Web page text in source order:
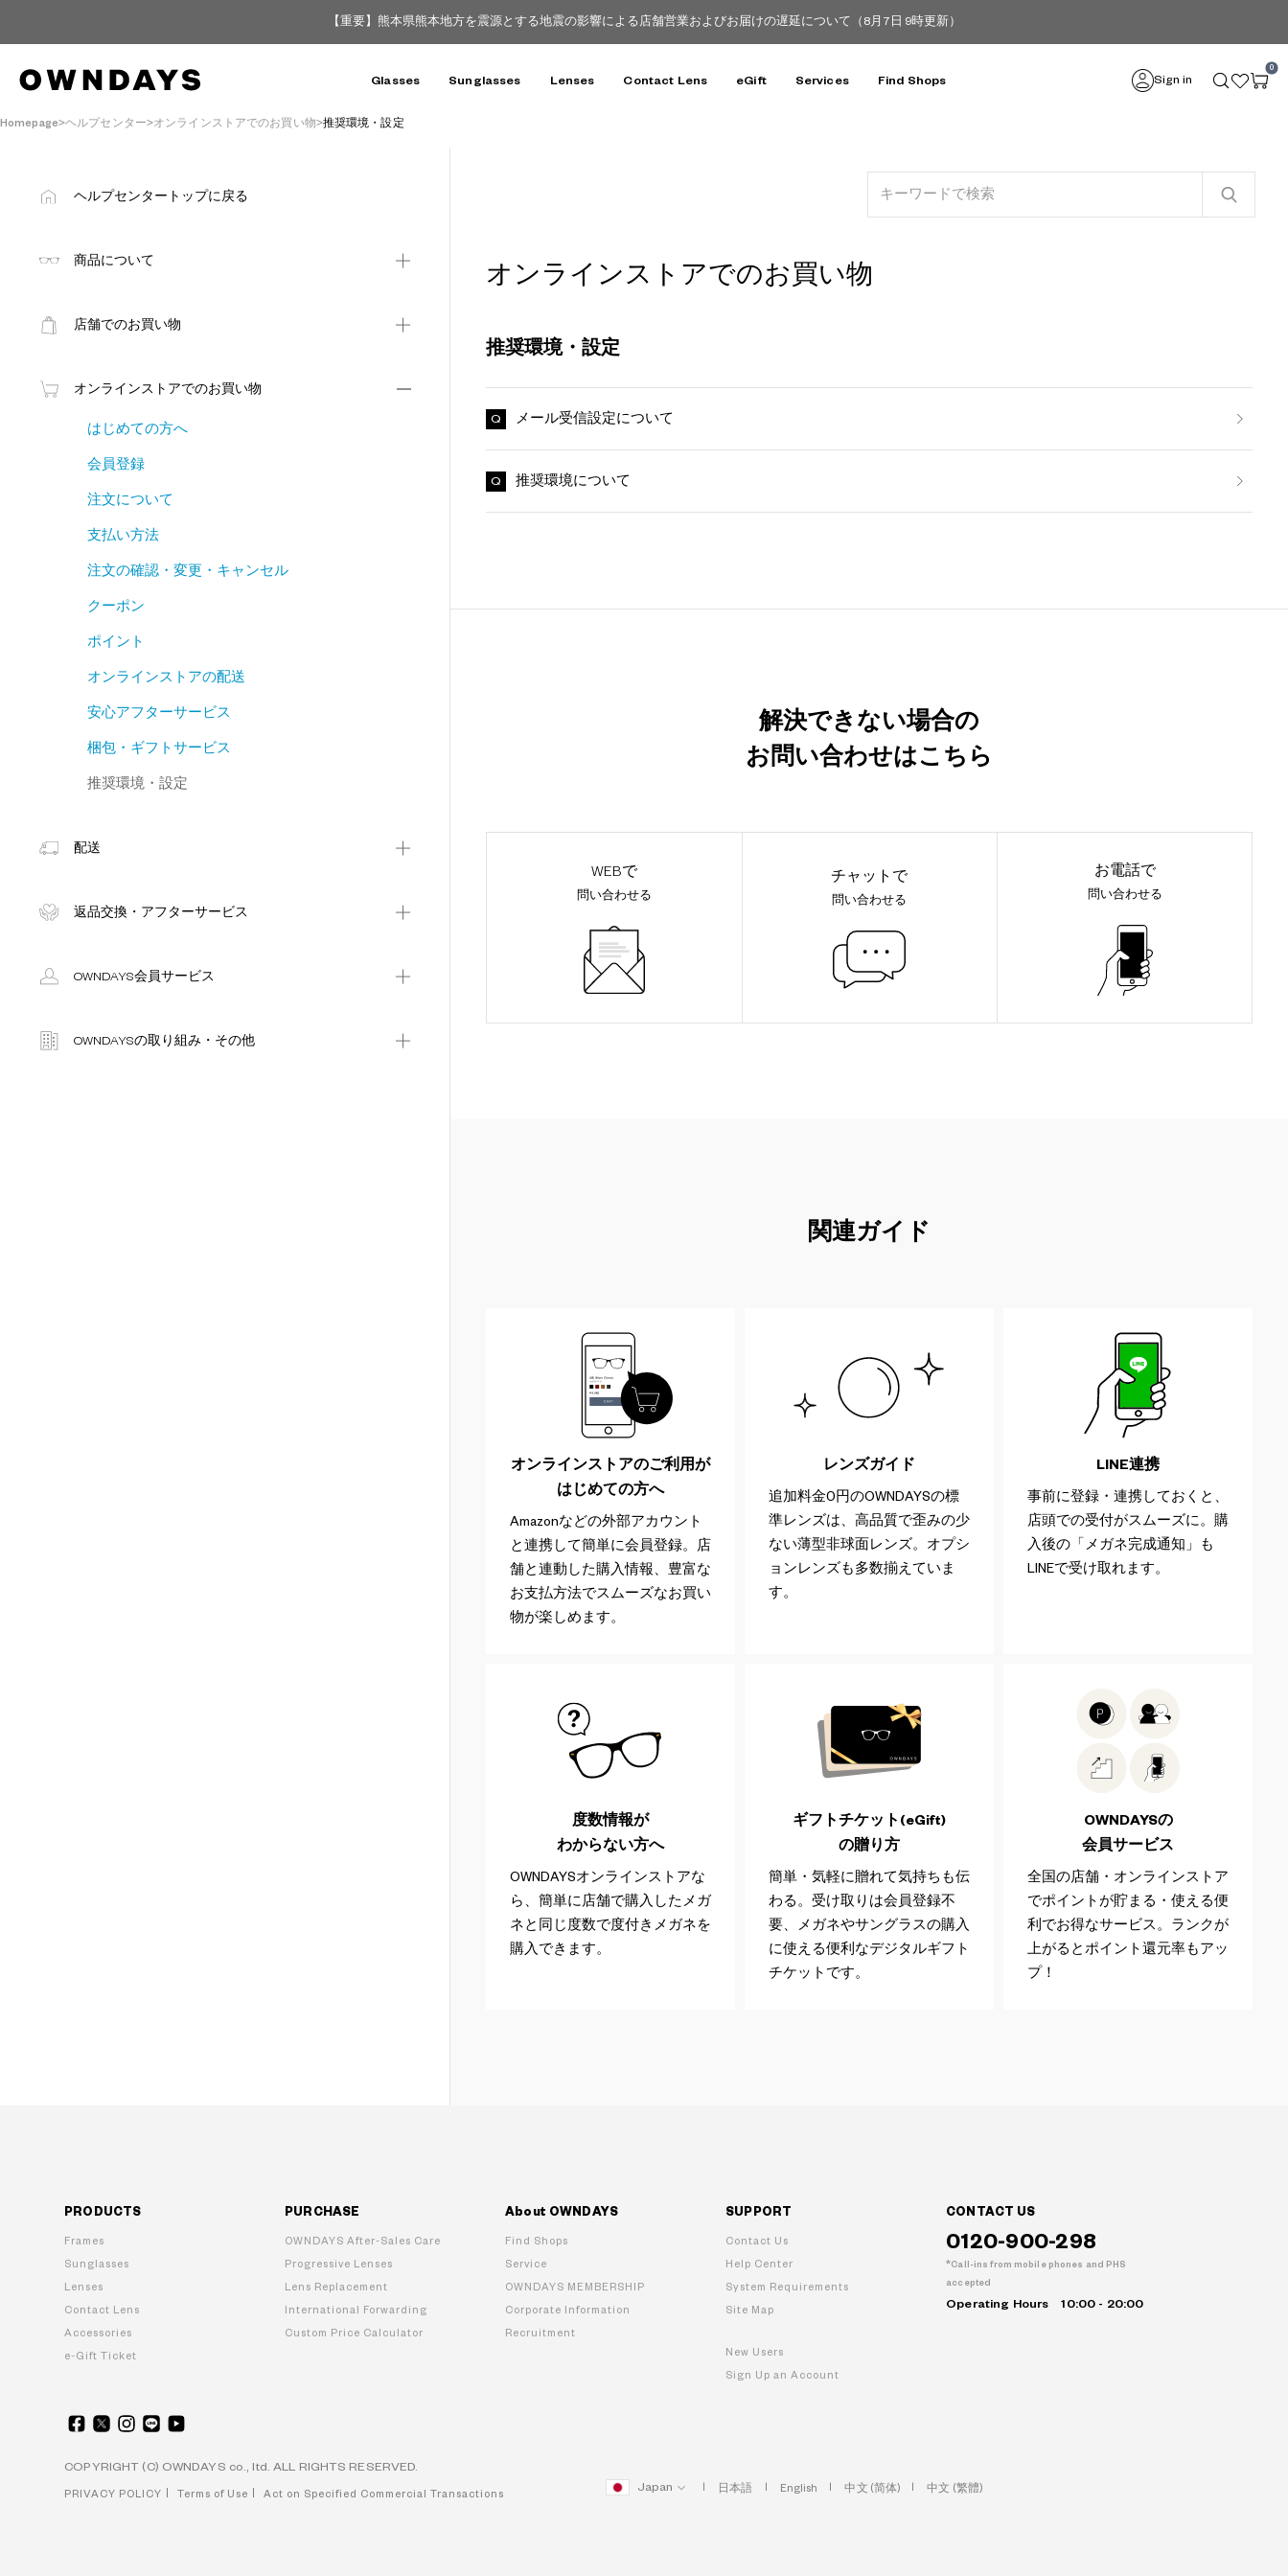
【重要】熊本県熊本地方を震源とする地震の影響による店舗営業およびお届けの遅延について（8月7日 9時更新）
Glasses Sunglasses Lenses Contact Lens eGift Services Find Shops Sign in
0
Homepage ヘルプセンター オンラインストアでのお買い物 推奨環境・設定
オンラインストアでのお買い物
推奨環境・設定
メール受信設定について
推奨環境について
ヘルプセンタートップに戻る
商品について
店舗でのお買い物
オンラインストアでのお買い物
はじめての方へ
会員登録
注文について
支払い方法
注文の確認・変更・キャンセル
クーポン
ポイント
オンラインストアの配送
安心アフターサービス
梱包・ギフトサービス
推奨環境・設定
配送
返品交換・アフターサービス
OWNDAYS会員サービス
OWNDAYSの取り組み・その他
解決できない場合の
お問い合わせはこちら
WEBで
問い合わせる
チャットで
問い合わせる
お電話で
問い合わせる
関連ガイド
オンラインストアのご利用が
はじめての方へ
Amazonなどの外部アカウント
と連携して簡単に会員登録。店
舗と連動した購入情報、豊富な
お支払方法でスムーズなお買い
物が楽しめます。
レンズガイド
追加料金0円のOWNDAYSの標
準レンズは、高品質で歪みの少
ない薄型非球面レンズ。オプシ
ョンレンズも多数揃えていま
す。
LINE連携
事前に登録・連携しておくと、
店頭での受付がスムーズに。購
入後の「メガネ完成通知」も
LINEで受け取れます。
度数情報が
わからない方へ
OWNDAYSオンラインストアな
ら、簡単に店舗で購入したメガ
ネと同じ度数で度付きメガネを
購入できます。
ギフトチケット(eGift)
の贈り方
簡単・気軽に贈れて気持ちも伝
わる。受け取りは会員登録不
要、メガネやサングラスの購入
に使える便利なデジタルギフト
チケットです。
OWNDAYSの
会員サービス
全国の店舗・オンラインストア
でポイントが貯まる・使える便
利でお得なサービス。ランクが
上がるとポイント還元率もアッ
プ！
PRODUCTS
Frames
Sunglasses
Lenses
Contact Lens
Accessories
e-Gift Ticket
PURCHASE
OWNDAYS After-Sales Care
Progressive Lenses
Lens Replacement
International Forwarding
Custom Price Calculator
About OWNDAYS
Find Shops
Service
OWNDAYS MEMBERSHIP
Corporate Information
Recruitment
SUPPORT
Contact Us
Help Center
System Requirements
Site Map
New Users
Sign Up an Account
CONTACT US
0120-900-298
Operating Hours 10:00 - 20:00
Call-ins from mobile phones and PHS
accepted
COPYRIGHT (C) OWNDAYS co., ltd. ALL RIGHTS RESERVED.
Japan
日本語 English 中文 (简体) 中文 (繁體)
PRIVACY POLICY Terms of Use Act on Specified Commercial Transactions